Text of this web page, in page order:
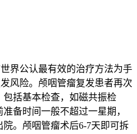
界公认最有效的治疗方法为手
风险。颅咽管瘤复发患者再次
包括基本检查，如磁共振检
备时间一般不超过一星期，
。颅咽管瘤术后6-7天即可拆